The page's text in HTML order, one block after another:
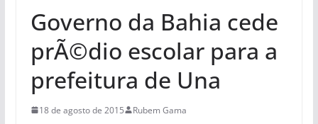
Governo da Bahia cede
prÃ©dio escolar para a
prefeitura de Una
18 de agosto de 2015 Rubem Gama